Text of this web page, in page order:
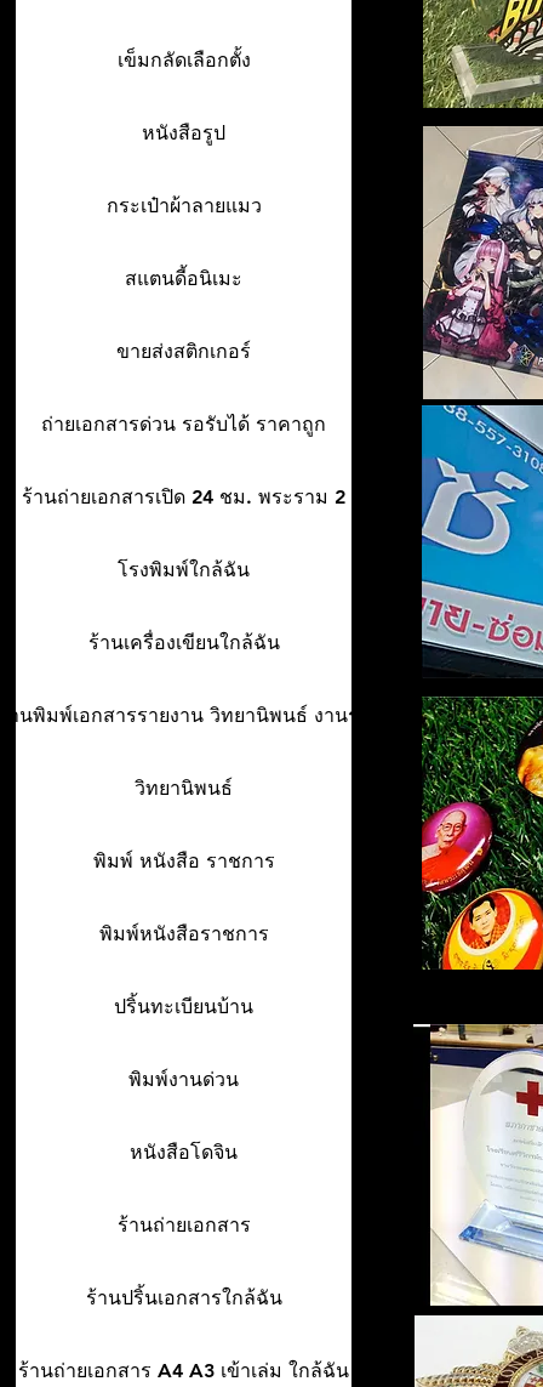
เข็มกลัดเลือกตั้ง
หนังสือรูป
กระเป๋าผ้าลายแมว
สแตนดี้อนิเมะ
ขายส่งสติกเกอร์
ถ่ายเอกสารด่วน รอรับได้ ราคาถูก
ร้านถ่ายเอกสารเปิด 24 ชม. พระราม 2
โรงพิมพ์ใกล้ฉัน
ร้านเครื่องเขียนใกล้ฉัน
านพิมพ์เอกสารรายงาน วิทยานิพนธ์ งานรา
วิทยานิพนธ์
พิมพ์ หนังสือ ราชการ
พิมพ์หนังสือราชการ
ปริ้นทะเบียนบ้าน
พิมพ์งานด่วน
หนังสือโดจิน
ร้านถ่ายเอกสาร
ร้านปริ้นเอกสารใกล้ฉัน
ร้านถ่ายเอกสาร A4 A3 เข้าเล่ม ใกล้ฉัน